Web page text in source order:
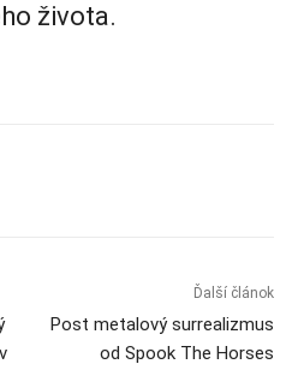
života.
Ďalší článok
Post metalový surrealizmus
od Spook The Horses